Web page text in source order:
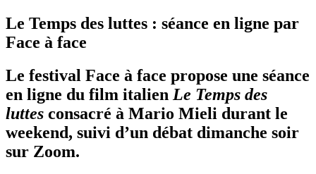
Le Temps des luttes : séance en ligne par
Face à face
Le festival Face à face propose une séance
en ligne du film italien Le Temps des
luttes consacré à Mario Mieli durant le
weekend, suivi d’un débat dimanche soir
sur Zoom.